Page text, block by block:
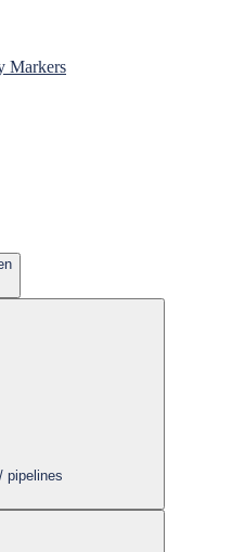
Markers
pipelines